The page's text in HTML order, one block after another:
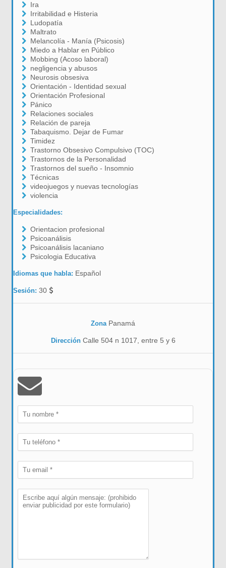
Ira
Irritabilidad e Histeria
Ludopatía
Maltrato
Melancolía - Manía (Psicosis)
Miedo a Hablar en Público
Mobbing (Acoso laboral)
negligencia y abusos
Neurosis obsesiva
Orientación - Identidad sexual
Orientación Profesional
Pánico
Relaciones sociales
Relación de pareja
Tabaquismo. Dejar de Fumar
Timidez
Trastorno Obsesivo Compulsivo (TOC)
Trastornos de la Personalidad
Trastornos del sueño - Insomnio
Técnicas
videojuegos y nuevas tecnologías
violencia
Especialidades:
Orientacion profesional
Psicoanálisis
Psicoanálisis lacaniano
Psicologia Educativa
Idiomas que habla: Español
Sesión:30
Zona Panamá
DirecciónCalle 504 n 1017, entre 5 y 6